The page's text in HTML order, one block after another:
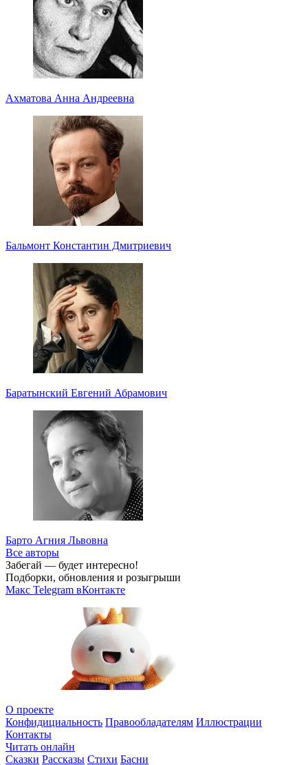
Ахматова Анна Андреевна
Бальмонт Константин Дмитриевич
Баратынский Евгений Абрамович
Барто Агния Львовна
Все авторы
Забегай — будет интересно!
Подборки, обновления и розыгрыши
Макс Telegram вКонтакте
О проекте
Конфидициальность Правообладателям Иллюстрации
Контакты
Читать онлайн
Сказки Рассказы Стихи Басни